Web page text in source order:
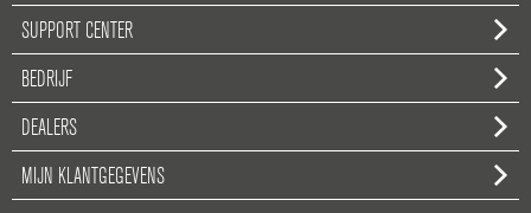
SUPPORT CENTER
BEDRIJF
DEALERS
MIJN KLANTGEGEVENS